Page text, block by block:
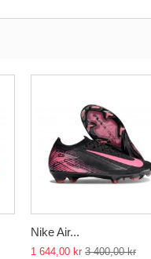
Nike Air...
1 644,00 kr 3 400,00 kr